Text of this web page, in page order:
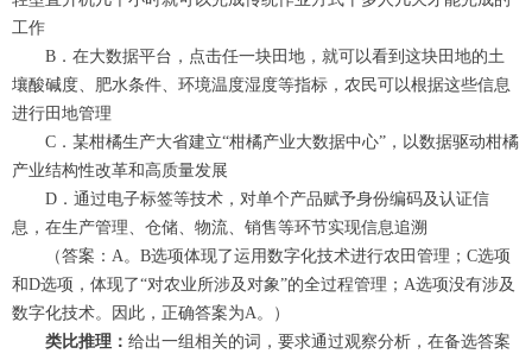
工作
B．在大数据平台，点击任一块田地，就可以看到这块田地的土
壤酸碱度、肥水条件、环境温度湿度等指标，农民可以根据这些信息
进行田地管理
C．某柑橘生产大省建立“柑橘产业大数据中心”，以数据驱动柑橘
产业结构性改革和高质量发展
D．通过电子标签等技术，对单个产品赋予身份编码及认证信
息，在生产管理、仓储、物流、销售等环节实现信息追溯
（答案：A。B选项体现了运用数字化技术进行农田管理；C选项
和D选项，体现了“对农业所涉及对象”的全过程管理；A选项没有涉及
数字化技术。因此，正确答案为A。）
类比推理： 给出一组相关的词，要求通过观察分析，在备选答案